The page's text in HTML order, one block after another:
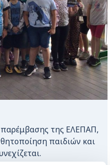
της ΕΛΕΠΑΠ,
παιδιών και